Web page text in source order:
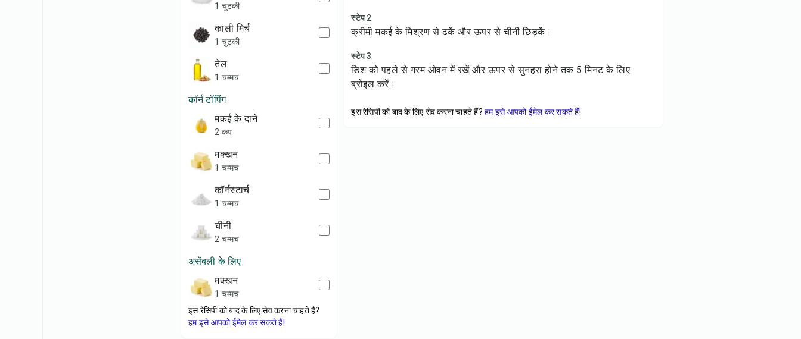
1 चुटकी
काली मिर्च
1 चुटकी
तेल
1 चम्मच
कॉर्न टॉपिंग
मकई के दाने
2 कप
मक्खन
1 चम्मच
कॉर्नस्टार्च
1 चम्मच
चीनी
2 चम्मच
असेंबली के लिए
मक्खन
1 चम्मच
इस रेसिपी को बाद के लिए सेव करना चाहते हैं?
हम इसे आपको ईमेल कर सकते हैं!
स्टेप 2
क्रीमी मकई के मिश्रण से ढकें और ऊपर से चीनी छिड़कें।
स्टेप 3
डिश को पहले से गरम ओवन में रखें और ऊपर से सुनहरा होने तक 5 मिनट के लिए
ब्रोइल करें।
इस रेसिपी को बाद के लिए सेव करना चाहते हैं? हम इसे आपको ईमेल कर सकते हैं!